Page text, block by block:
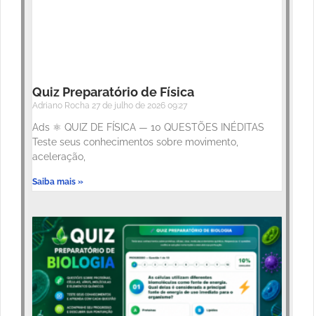
Quiz Preparatório de Física
Adriano Rocha 27 de julho de 2026 09:27
Ads ⚛️ QUIZ DE FÍSICA — 10 QUESTÕES INÉDITAS
Teste seus conhecimentos sobre movimento,
aceleração,
Saiba mais »